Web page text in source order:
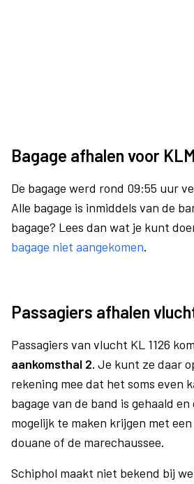
Bagage afhalen voor
De bagage werd rond 09:55 uur
Alle bagage is inmiddels van de
bagage? Lees dan wat je kunt
bagage niet aangekomen.
Passagiers afhalen
Passagiers van vlucht KL 1126
aankomsthal 2. Je kunt ze daar
rekening mee dat het soms even
bagage van de band is gehaald
mogelijk te maken krijgen met
douane of de marechaussee.
Schiphol maakt niet bekend bij